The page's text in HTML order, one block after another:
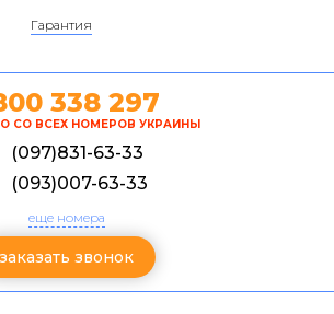
Гарантия
338 297
СО ВСЕХ НОМЕРОВ УКРАИНЫ
(097)831-63-33
(093)007-63-33
еще номера
заказать звонок